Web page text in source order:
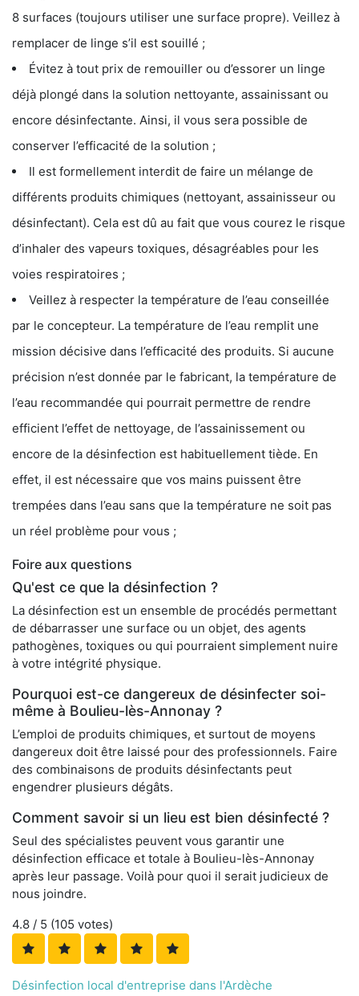
8 surfaces (toujours utiliser une surface propre). Veillez à
remplacer de linge s’il est souillé ;
Évitez à tout prix de remouiller ou d’essorer un linge
déjà plongé dans la solution nettoyante, assainissant ou
encore désinfectante. Ainsi, il vous sera possible de
conserver l’efficacité de la solution ;
Il est formellement interdit de faire un mélange de
différents produits chimiques (nettoyant, assainisseur ou
désinfectant). Cela est dû au fait que vous courez le risque
d’inhaler des vapeurs toxiques, désagréables pour les
voies respiratoires ;
Veillez à respecter la température de l’eau conseillée
par le concepteur. La température de l’eau remplit une
mission décisive dans l’efficacité des produits. Si aucune
précision n’est donnée par le fabricant, la température de
l’eau recommandée qui pourrait permettre de rendre
efficient l’effet de nettoyage, de l’assainissement ou
encore de la désinfection est habituellement tiède. En
effet, il est nécessaire que vos mains puissent être
trempées dans l’eau sans que la température ne soit pas
un réel problème pour vous ;
Foire aux questions
Qu'est ce que la désinfection ?
La désinfection est un ensemble de procédés permettant
de débarrasser une surface ou un objet, des agents
pathogènes, toxiques ou qui pourraient simplement nuire
à votre intégrité physique.
Pourquoi est-ce dangereux de désinfecter soi-
même à Boulieu-lès-Annonay ?
L’emploi de produits chimiques, et surtout de moyens
dangereux doit être laissé pour des professionnels. Faire
des combinaisons de produits désinfectants peut
engendrer plusieurs dégâts.
Comment savoir si un lieu est bien désinfecté ?
Seul des spécialistes peuvent vous garantir une
désinfection efficace et totale à Boulieu-lès-Annonay
après leur passage. Voilà pour quoi il serait judicieux de
nous joindre.
4.8 / 5 (105 votes)
Désinfection local d'entreprise dans l'Ardèche